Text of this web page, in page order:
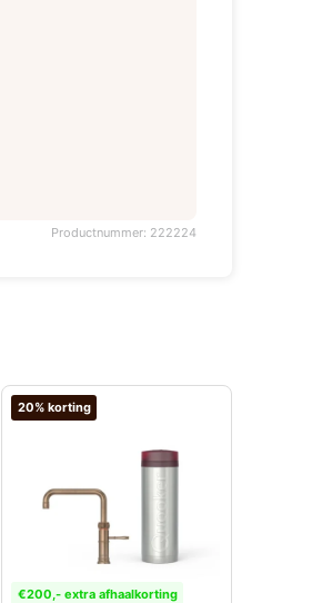
Productnummer: 222224
€200,- extra afhaalkorting
20% korting